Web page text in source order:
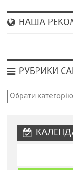
НАША
РУБРИКИ
Рубрики